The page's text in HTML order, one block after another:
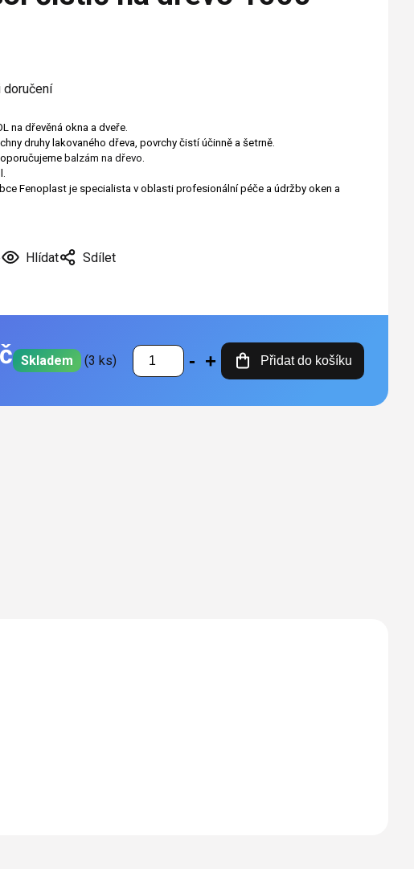
na dřevěná okna a dveře.
druhy lakovaného dřeva, povrchy čistí účinně a šetrně.
balzám na dřevo.
Fenoplast je specialista v oblasti profesionální péče a údržby oken a
Hlídat Sdílet
Skladem (3 ks) Přidat do košíku